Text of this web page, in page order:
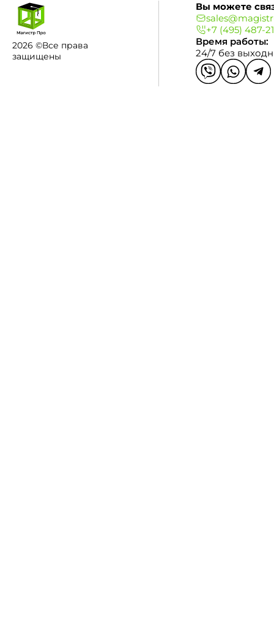
2026 ©Все права
защищены
Вы можете
+7 (495) 487-
Время работы:
24/7 без